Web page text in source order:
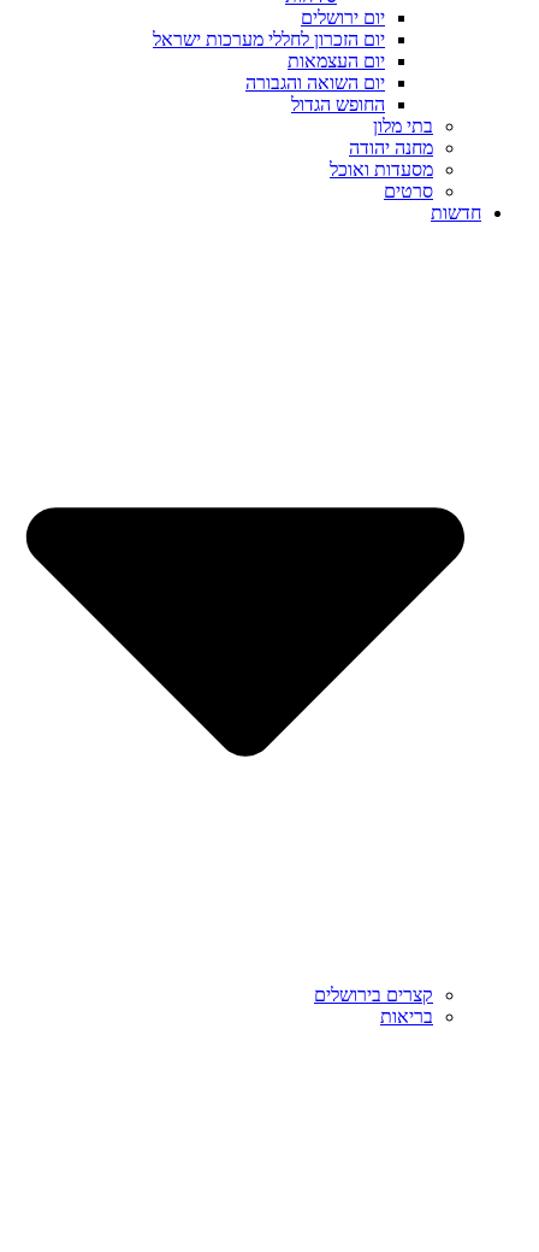
יום ירושלים
יום הזכרון לחללי מערכות ישראל
יום העצמאות
יום השואה והגבורה
החופש הגדול
בתי מלון
מחנה יהודה
מסעדות ואוכל
סרטים
חדשות
קצרים בירושלים
בריאות